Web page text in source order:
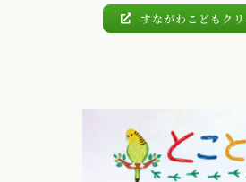
すながわこどもク